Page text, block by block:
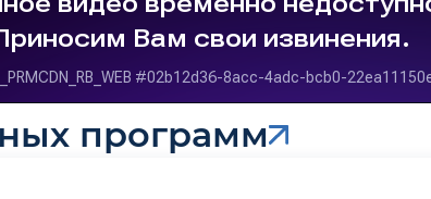
программ